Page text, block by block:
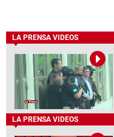
LA PRENSA VIDEOS
LA PRENSA VIDEOS